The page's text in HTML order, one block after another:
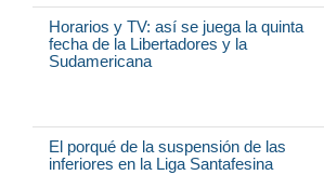
Horarios y TV: así se juega la quinta
fecha de la Libertadores y la
Sudamericana
El porqué de la suspensión de las
inferiores en la Liga Santafesina